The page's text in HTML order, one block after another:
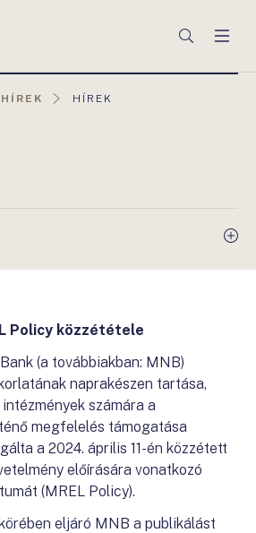
Keresés
AKTUÁLIS
HÍREK
Policy közzététele
(a továbbiakban: MNB)
naprakészen tartása,
számára a
megfelelés támogatása
a 2024. április 11-én közzétett
előírására vonatkozó
(MREL Policy).
eljáró MNB a publikálást